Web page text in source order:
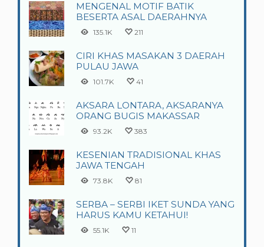
MENGENAL MOTIF BATIK
BESERTA ASAL DAERAHNYA
135.1K 211
CIRI KHAS MASAKAN 3 DAERAH
PULAU JAWA
101.7K 41
AKSARA LONTARA, AKSARANYA
ORANG BUGIS MAKASSAR
93.2K 383
KESENIAN TRADISIONAL KHAS
JAWA TENGAH
73.8K 81
SERBA – SERBI IKET SUNDA YANG
HARUS KAMU KETAHUI!
55.1K 11